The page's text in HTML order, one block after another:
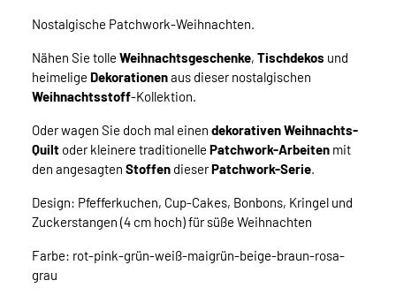
Nostalgische Patchwork-Weihnachten.
Nähen Sie tolle Weihnachtsgeschenke, Tischdekos und
heimelige Dekorationenaus dieser nostalgischen
Weihnachtsstoff-Kollektion.
Oder wagen Sie doch mal einen dekorativen Weihnachts-
Quilt oder kleinere traditionelle Patchwork-Arbeiten mit
den angesagten Stoffen dieserPatchwork-Serie.
Design: Pfefferkuchen, Cup-Cakes, Bonbons, Kringel und
Zuckerstangen (4 cm hoch) für süße Weihnachten
Farbe: rot-pink-grün-weiß-maigrün-beige-braun-rosa-
grau